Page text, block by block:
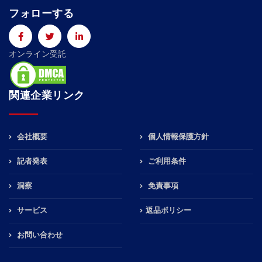
フォローする
オンライン受託
関連企業リンク
会社概要
記者発表
洞察
サービス
お問い合わせ
個人情報保護方針
ご利用条件
免責事項
返品ポリシー